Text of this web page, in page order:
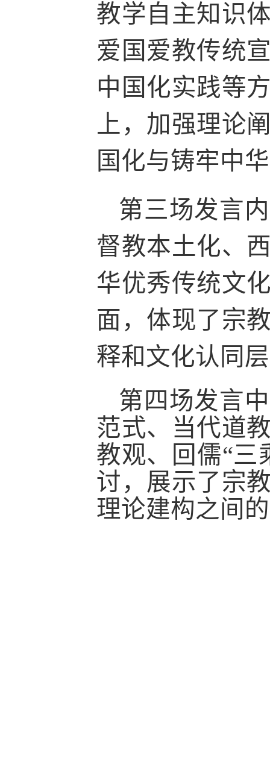
教学自主知识
爱国爱教传统
中国化实践等
上，加强理论
国化与铸牢中
第三场发言
督教本土化、
华优秀传统文
面，体现了宗
释和文化认同
第四场发言
范式、当代道
教观、回儒“三
讨，展示了宗
理论建构之间